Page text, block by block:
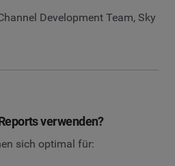
Development Team, Sky
verwenden?
sich optimal für: